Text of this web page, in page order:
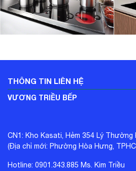
THÔNG TIN LIÊN HỆ
VƯƠNG TRIỀU BẾP
CN1: Kho Kasati, Hẻm 354 Lý Thường
(Địa chỉ mới: Phường Hòa Hưng,
Hotline: 0901.343.885 Ms. Kim Triều